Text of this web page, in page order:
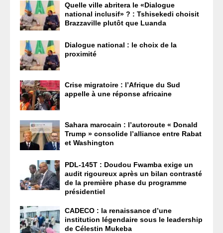
Quelle ville abritera le «Dialogue
national inclusif» ? : Tshisekedi choisit
Brazzaville plutôt que Luanda
Dialogue national : le choix de la
proximité
Crise migratoire : l’Afrique du Sud
appelle à une réponse africaine
Sahara marocain : l’autoroute « Donald
Trump » consolide l’alliance entre Rabat
et Washington
PDL-145T : Doudou Fwamba exige un
audit rigoureux après un bilan contrasté
de la première phase du programme
présidentiel
CADECO : la renaissance d’une
institution légendaire sous le leadership
de Célestin Mukeba